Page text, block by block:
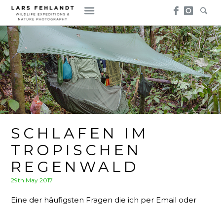
Skip
content
Skip
to
content
SCHLAFEN IM
TROPISCHEN
REGENWALD
Posted
29th May 2017
Eine der häufigsten Fragen die ich per Email oder